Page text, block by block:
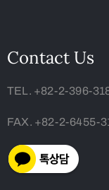
Contact Us
TEL. +82-2-396-
FAX. +82-2-6455-